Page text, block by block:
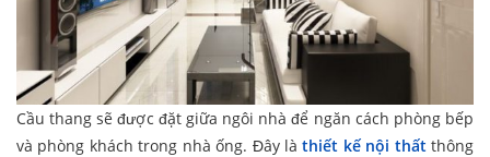
Cầu thang sẽ được đặt giữa ngôi nhà để ngăn cách phòng bếp
và phòng khách trong nhà ống. Đây làthiết kế nội thất thông